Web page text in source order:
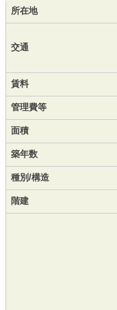
所在地
交通
賃料
管理費等
面積
築年数
種別/構造
階建